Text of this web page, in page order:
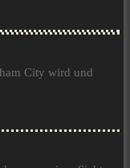
City wird und